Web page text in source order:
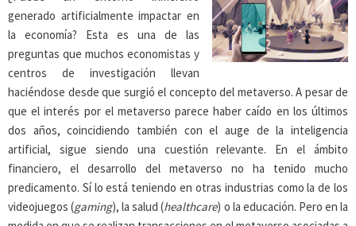
generado artificialmente impactar en
la economía? Esta es una de las
preguntas que muchos economistas y
centros de investigación llevan
haciéndose desde que surgió el concepto del metaverso. A pesar de
que el interés por el metaverso parece haber caído en los últimos
dos años, coincidiendo también con el auge de la inteligencia
artificial, sigue siendo una cuestión relevante. En el ámbito
financiero, el desarrollo del metaverso no ha tenido mucho
predicamento. Sí lo está teniendo en otras industrias como la de los
videojuegos (gaming), la salud (healthcare) o la educación. Pero en la